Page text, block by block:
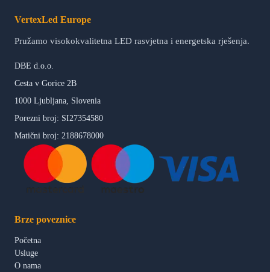
VertexLed Europe
Pružamo visokokvalitetna LED rasvjetna i energetska rješenja.
DBE d.o.o.
Cesta v Gorice 2B
1000 Ljubljana, Slovenia
Porezni broj: SI27354580
Matični broj: 2188678000
Brze poveznice
Početna
Usluge
O nama